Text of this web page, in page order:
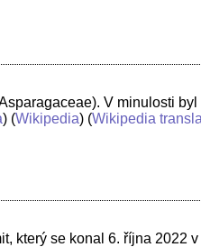
V minulosti
) (Wikipedia) (Wikipedia
který se konal 6. října 2022